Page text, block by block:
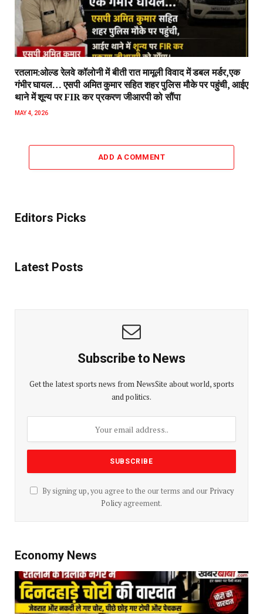
रतलाम:ओल्ड रेलवे कॉलोनी में बीती रात मामूली विवाद में डबल मर्डर,एक
गंभीर घायल… एसपी अमित कुमार सहित शहर पुलिस मौके पर पहुंची, आईए
थाने में शून्य पर FIR कर प्रकरण जीआरपी को सौंपा
MAY 4, 2026
ADD A COMMENT
Editors Picks
Latest Posts
Subscribe to News
Get the latest sports news from NewsSite about world, sports
and politics.
By signing up, you agree to the our terms and our Privacy
Policyagreement.
Economy News